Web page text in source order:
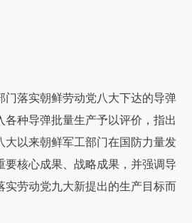
门落实朝鲜劳动党八大下达的导弹
种导弹批量生产予以评价，指出
大以来朝鲜军工部门在国防力量发
要核心成果、战略成果，并强调导
实劳动党九大新提出的生产目标而